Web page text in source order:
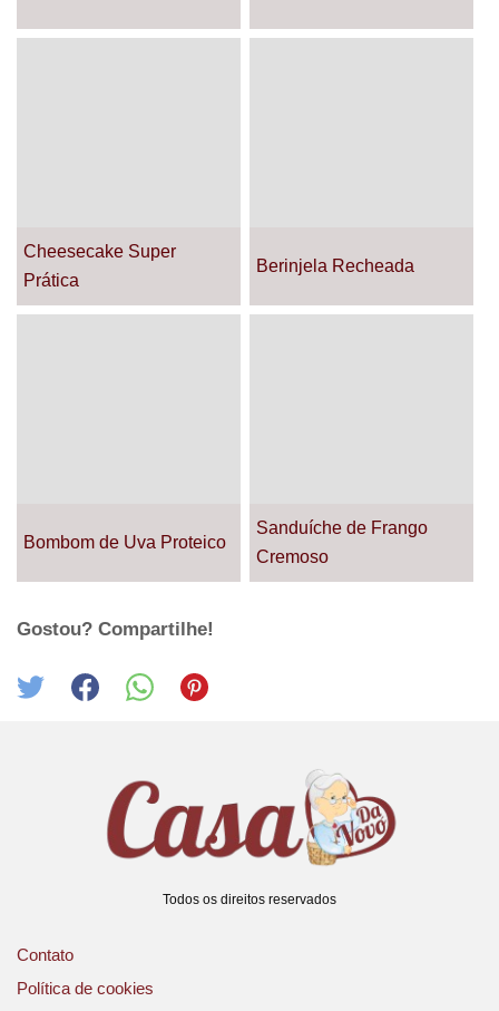
Cheesecake Super
Prática
Berinjela Recheada
Bombom de Uva Proteico
Sanduíche de Frango
Cremoso
Gostou? Compartilhe!
Todos os direitos reservados
Contato
Política de cookies